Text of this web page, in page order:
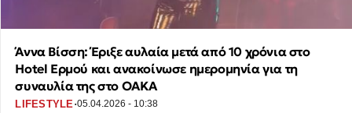
Άννα Βίσση: Έριξε αυλαία μετά από 10 χρόνια στο
Hotel Ερμού και ανακοίνωσε ημερομηνία για τη
συναυλία της στο ΟΑΚΑ
LIFESTYLE ·05.04.2026 - 10:38